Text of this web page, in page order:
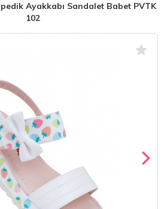
Ayakkabı Sandalet Babet PVTK
102